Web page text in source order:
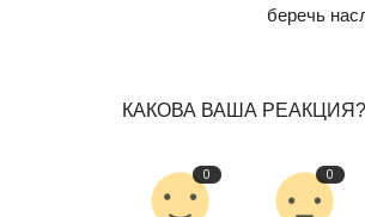
беречь
КАКОВА ВАША РЕАКЦИЯ?
0 0